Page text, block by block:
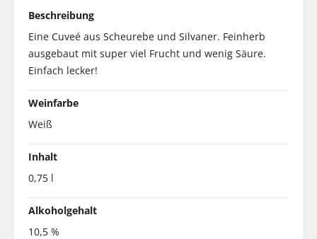
Beschreibung
Eine Cuveé aus Scheurebe und Silvaner. Feinherb
ausgebaut mit super viel Frucht und wenig Säure.
Einfach lecker!
Weinfarbe
Weiß
Inhalt
0,75 l
Alkoholgehalt
10,5 %